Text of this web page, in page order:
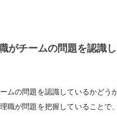
がチームの問題を認識
ムの問題を認識しているかど
職が問題を把握していること